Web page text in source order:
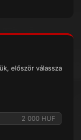
először válassza
2 000 HUF